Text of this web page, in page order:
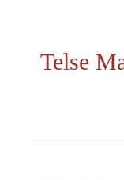
springenTelse